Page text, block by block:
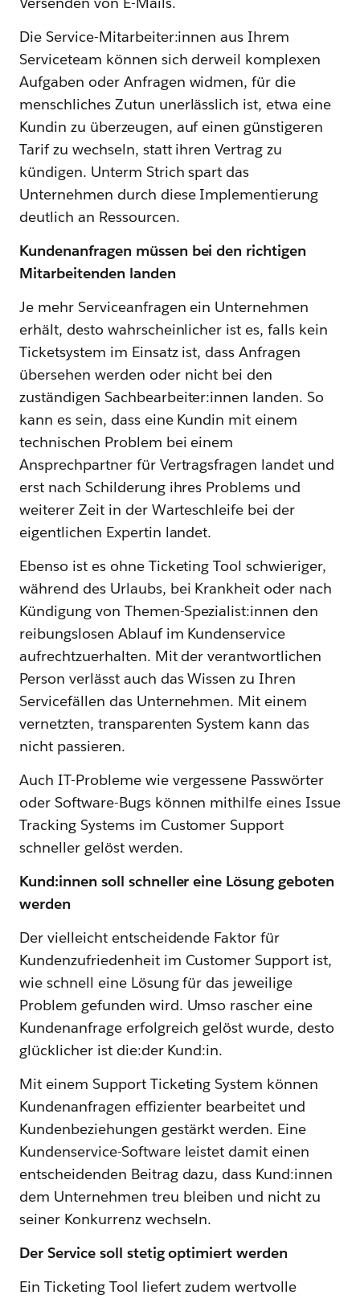
Die Service-Mitarbeiter:innen aus Ihrem
Serviceteam können sich derweil komplexen
Aufgaben oder Anfragen widmen, für die
menschliches Zutun unerlässlich ist, etwa eine
Kundin zu überzeugen, auf einen günstigeren
Tarif zu wechseln, statt ihren Vertrag zu
kündigen. Unterm Strich spart das
Unternehmen durch diese Implementierung
deutlich an Ressourcen.
Kundenanfragen müssen bei den richtigen
Mitarbeitenden landen
Je mehr Serviceanfragen ein Unternehmen
erhält, desto wahrscheinlicher ist es, falls kein
Ticketsystem im Einsatz ist, dass Anfragen
übersehen werden oder nicht bei den
zuständigen Sachbearbeiter:innen landen. So
kann es sein, dass eine Kundin mit einem
technischen Problem bei einem
Ansprechpartner für Vertragsfragen landet und
erst nach Schilderung ihres Problems und
weiterer Zeit in der Warteschleife bei der
eigentlichen Expertin landet.
Ebenso ist es ohne Ticketing Tool schwieriger,
während des Urlaubs, bei Krankheit oder nach
Kündigung von Themen-Spezialist:innen den
reibungslosen Ablauf im Kundenservice
aufrechtzuerhalten. Mit der verantwortlichen
Person verlässt auch das Wissen zu Ihren
Servicefällen das Unternehmen. Mit einem
vernetzten, transparenten System kann das
nicht passieren.
Auch IT-Probleme wie vergessene Passwörter
oder Software-Bugs können mithilfe eines Issue
Tracking Systems im Customer Support
schneller gelöst werden.
Kund:innen soll schneller eine Lösung geboten
werden
Der vielleicht entscheidende Faktor für
Kundenzufriedenheit im Customer Support ist,
wie schnell eine Lösung für das jeweilige
Problem gefunden wird. Umso rascher eine
Kundenanfrage erfolgreich gelöst wurde, desto
glücklicher ist die:der Kund:in.
Mit einem Support Ticketing System können
Kundenanfragen effizienter bearbeitet und
Kundenbeziehungen gestärkt werden. Eine
Kundenservice-Software leistet damit einen
entscheidenden Beitrag dazu, dass Kund:innen
dem Unternehmen treu bleiben und nicht zu
seiner Konkurrenz wechseln.
Der Service soll stetig optimiert werden
Ein Ticketing Tool liefert zudem wertvolle